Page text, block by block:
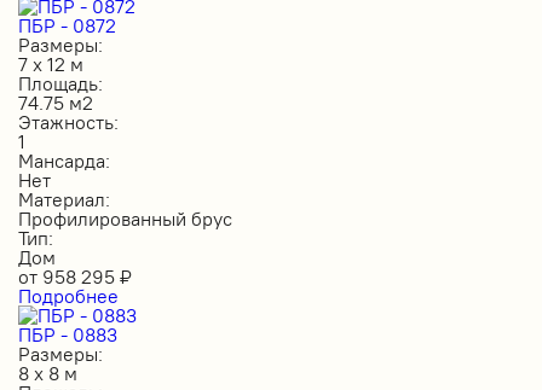
ПБР - 0872
Размеры:
7 х 12 м
Площадь:
74.75 м2
Этажность:
1
Мансарда:
Нет
Материал:
Профилированный брус
Тип:
Дом
от 958 295 ₽
Подробнее
ПБР - 0883
Размеры:
8 х 8 м